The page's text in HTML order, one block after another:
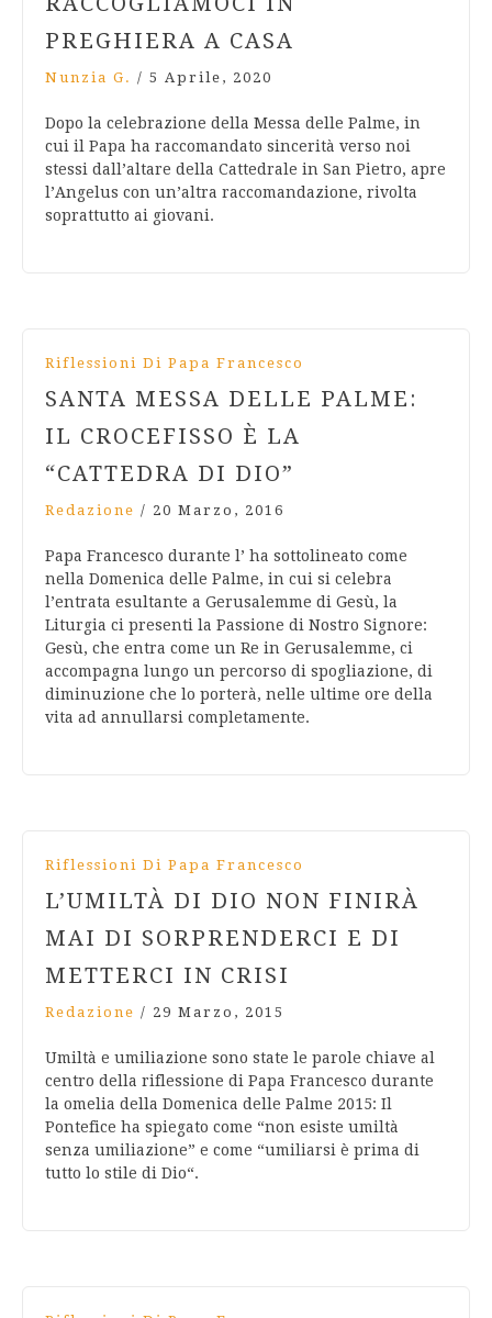
PREGHIERA A CASA
Nunzia G. / 5 Aprile, 2020
Dopo la celebrazione della Messa delle Palme, in
cui il Papa ha raccomandato sincerità verso noi
stessi dall’altare della Cattedrale in San Pietro, apre
l’Angelus con un’altra raccomandazione, rivolta
soprattutto ai giovani.
Riflessioni Di Papa Francesco
SANTA MESSA DELLE PALME:
IL CROCEFISSO È LA
“CATTEDRA DI DIO”
Redazione / 20 Marzo, 2016
Papa Francesco durante l’ ha sottolineato come
nella Domenica delle Palme, in cui si celebra
l’entrata esultante a Gerusalemme di Gesù, la
Liturgia ci presenti la Passione di Nostro Signore:
Gesù, che entra come un Re in Gerusalemme, ci
accompagna lungo un percorso di spogliazione, di
diminuzione che lo porterà, nelle ultime ore della
vita ad annullarsi completamente.
Riflessioni Di Papa Francesco
L’UMILTÀ DI DIO NON FINIRÀ
MAI DI SORPRENDERCI E DI
METTERCI IN CRISI
Redazione / 29 Marzo, 2015
Umiltà e umiliazione sono state le parole chiave al
centro della riflessione di Papa Francesco durante
la omelia della Domenica delle Palme 2015: Il
Pontefice ha spiegato come “non esiste umiltà
senza umiliazione” e come “umiliarsi è prima di
tutto lo stile di Dio“.